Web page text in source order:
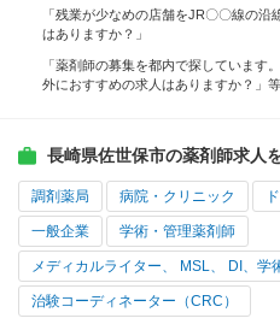
「残業が少なめの店舗をJR〇〇線の
はありますか？」
「薬剤師の募集を都内で探しています
外におすすめの求人はありますか？」
長崎県佐世保市の薬剤師求人
調剤薬局 病院・クリニック
一般企業 学術・管理薬剤師
メディカルライター、 MSL、 DI、学
治験コーディネーター（CRC）